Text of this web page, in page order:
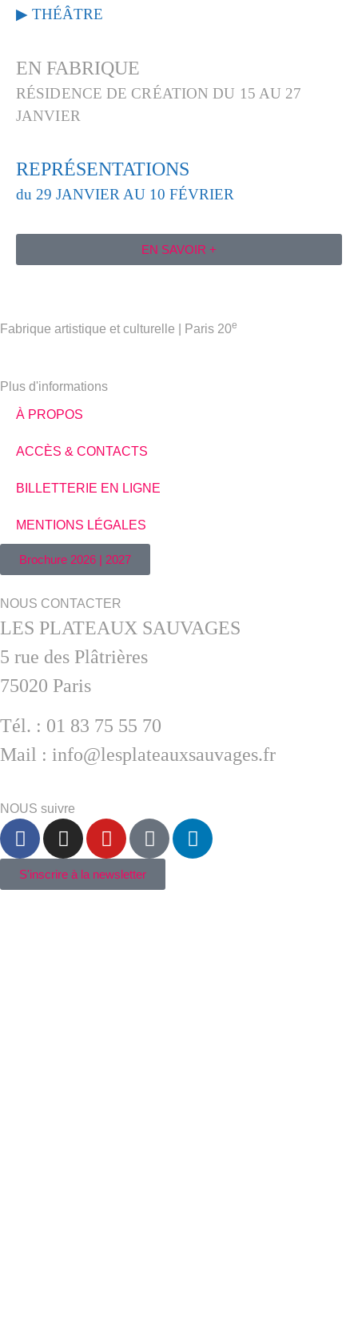
▶︎ THÉÂTRE
EN FABRIQUE
RÉSIDENCE DE CRÉATION DU 15 AU 27
JANVIER
REPRÉSENTATIONS
du 29 JANVIER AU 10 FÉVRIER
EN SAVOIR +​
Fabrique artistique et culturelle | Paris 20e
Plus d'informations
À PROPOS
ACCÈS & CONTACTS
BILLETTERIE EN LIGNE
MENTIONS LÉGALES
Brochure 2026 | 2027
NOUS CONTACTER
LES PLATEAUX SAUVAGES
5 rue des Plâtrières
75020 Paris
Tél. : 01 83 75 55 70
Mail : info@lesplateauxsauvages.fr
NOUS suivre
S'inscrire à la newsletter